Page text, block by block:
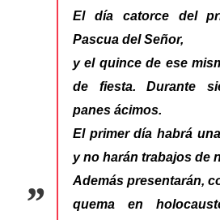
El día catorce del
Pascua del Señor,
y el quince de ese
de fiesta. Durante
panes ácimos.
El primer día habrá
y no harán trabajos de
Además presentarán,
quema en